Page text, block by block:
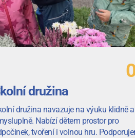
družina
družina navazuje na výuku klidně a
Nabízí dětem prostor pro
tvoření i volnou hru.